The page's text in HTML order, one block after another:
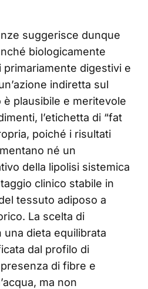
suggerisce dunque
biologicamente
digestivi e
indiretta sul
plausibile e meritevole
l’etichetta di “fat
poiché i risultati
né un
della lipolisi sistemica
clinico stabile in
tessuto adiposo a
La scelta di
una dieta equilibrata
dal profilo di
di fibre e
ma non